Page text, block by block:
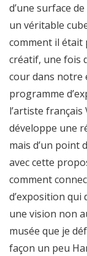
d’une surface
un véritable
comment il était
créatif, une fois
cour dans notre
programme
l’artiste
développe une
mais d’un point
avec cette
comment
d’exposition
une vision non
musée que je
façon un peu